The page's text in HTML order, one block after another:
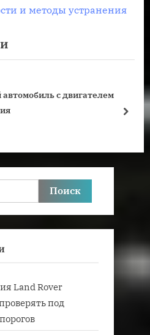
и методы устранения
с двигателем
Land Rover
под